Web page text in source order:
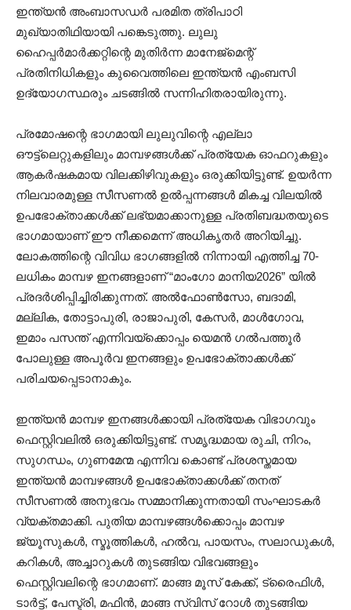
ഇന്ത്യൻ അംബാസഡർ പരമിത ത്രിപാഠി
മുഖ്യാതിഥിയായി പങ്കെടുത്തു. ലുലു
ഹൈപ്പർമാർക്കറ്റിന്റെ മുതിർന്ന മാനേജ്മെന്റ്
പ്രതിനിധികളും കുവൈത്തിലെ ഇന്ത്യൻ എംബസി
ഉദ്യോഗസ്ഥരും ചടങ്ങിൽ സന്നിഹിതരായിരുന്നു.
പ്രമോഷന്റെ ഭാഗമായി ലുലുവിന്റെ എല്ലാ
ഔട്ട്‌ലെറ്റുകളിലും മാമ്പഴങ്ങൾക്ക് പ്രത്യേക ഓഫറുകളും
ആകർഷകമായ വിലക്കിഴിവുകളും ഒരുക്കിയിട്ടുണ്ട്. ഉയർന്ന
നിലവാരമുള്ള സീസണൽ ഉൽപ്പന്നങ്ങൾ മികച്ച വിലയിൽ
ഉപഭോക്താക്കൾക്ക് ലഭ്യമാക്കാനുള്ള പ്രതിബദ്ധതയുടെ
ഭാഗമായാണ് ഈ നീക്കമെന്ന് അധികൃതർ അറിയിച്ചു.
ലോകത്തിന്റെ വിവിധ ഭാഗങ്ങളിൽ നിന്നായി എത്തിച്ച 70-
ലധികം മാമ്പഴ ഇനങ്ങളാണ് “മാംഗോ മാനിയ2026” യിൽ
പ്രദർശിപ്പിച്ചിരിക്കുന്നത്. അൽഫോൺസോ, ബദാമി,
മല്ലിക, തോട്ടാപുരി, രാജാപുരി, കേസർ, മാൾഗോവ,
ഇമാം പസന്ത് എന്നിവയ്‌ക്കൊപ്പം യെമൻ ഗൽപത്തൂർ
പോലുള്ള അപൂർവ ഇനങ്ങളും ഉപഭോക്താക്കൾക്ക്
പരിചയപ്പെടാനാകും.
ഇന്ത്യൻ മാമ്പഴ ഇനങ്ങൾക്കായി പ്രത്യേക വിഭാഗവും
ഫെസ്റ്റിവലിൽ ഒരുക്കിയിട്ടുണ്ട്. സമൃദ്ധമായ രുചി, നിറം,
സുഗന്ധം, ഗുണമേന്മ എന്നിവ കൊണ്ട് പ്രശസ്തമായ
ഇന്ത്യൻ മാമ്പഴങ്ങൾ ഉപഭോക്താക്കൾക്ക് തനത്
സീസണൽ അനുഭവം സമ്മാനിക്കുന്നതായി സംഘാടകർ
വ്യക്തമാക്കി. പുതിയ മാമ്പഴങ്ങൾക്കൊപ്പം മാമ്പഴ
ജ്യൂസുകൾ, സ്മൂത്തികൾ, ഹൽവ, പായസം, സലാഡുകൾ,
കറികൾ, അച്ചാറുകൾ തുടങ്ങിയ വിഭവങ്ങളും
ഫെസ്റ്റിവലിന്റെ ഭാഗമാണ്. മാങ്ങ മൂസ് കേക്ക്, ട്രൈഫിൾ,
ടാർട്ട്, പേസ്ട്രി, മഫിൻ, മാങ്ങ സ്വിസ് റോൾ തുടങ്ങിയ